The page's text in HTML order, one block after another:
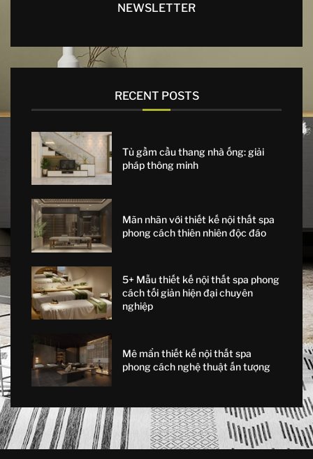
NEWSLETTER
RECENT POSTS
Tủ gầm cầu thang nhà ống: giải
pháp thông minh
Mãn nhãn với thiết kế nội thất spa
phong cách thiên nhiên độc đáo
5+ Mẫu thiết kế nội thất spa phong
cách tối giản hiện đại chuyên
nghiệp
Mê mẩn thiết kế nội thất spa
phong cách nghệ thuật ấn tượng